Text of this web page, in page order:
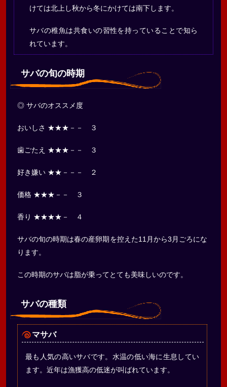
けては北上し秋から冬にかけては南下します。
サバの稚魚は共食いの習性を持っていることで知ら
れています。
サバの旬の時期
◎ サバのオススメ度
おいしさ ★★★－－ ３
歯ごたえ ★★★－－ ３
好き嫌い ★★－－－ ２
価格 ★★★－－ ３
香り ★★★★－ ４
サバの旬の時期は春の産卵期を控えた11月から3月ごろにな
ります。
この時期のサバは脂が乗ってとても美味しいのです。
サバの種類
マサバ
最も人気の高いサバです。水温の低い海に生息してい
ます。近年は漁獲高の低迷が叫ばれています。